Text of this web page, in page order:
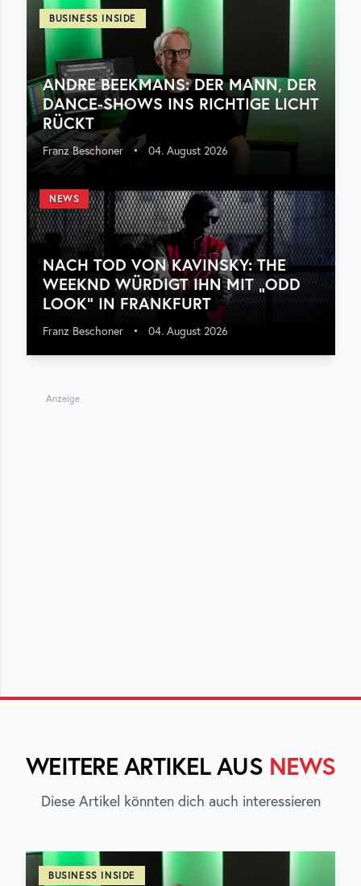
BUSINESS INSIDE
ANDRE BEEKMANS: DER MANN, DER
DANCE-SHOWS INS RICHTIGE LICHT
RÜCKT
Franz Beschoner • 04. August 2026
NEWS
NACH TOD VON KAVINSKY: THE
WEEKND WÜRDIGT IHN MIT „ODD
LOOK“ IN FRANKFURT
Franz Beschoner • 04. August 2026
Anzeige
WEITERE ARTIKEL AUS NEWS
Diese Artikel könnten dich auch interessieren
BUSINESS INSIDE